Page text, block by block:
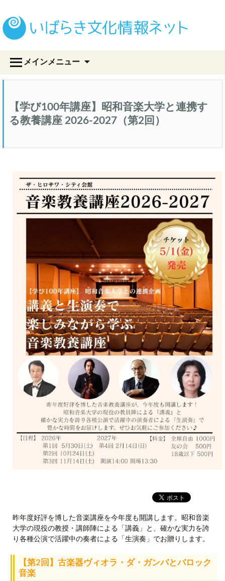
メインメニュー
テ
へ
ス
プ
【学び100年講座】昭和音楽大学と連携す
る教養講座 2026-2027（第2回）
昨年度好評を博した音楽講座を今年度も開講します。昭和音楽
大学の現役の教授・講師陣による「講義」と、確かな実力を誇
り各種公演で活躍中の奏者による「生演奏」でお贈りします。
【第2回】古楽器ヴィオラ・ダ・ガンバとバロック
音楽